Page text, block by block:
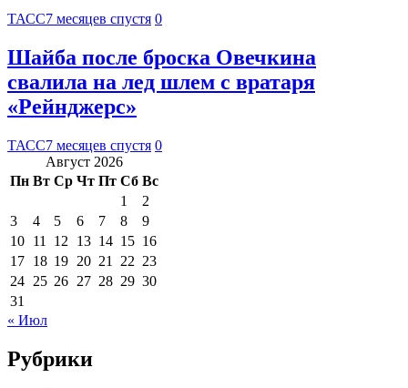
ТАСС7 месяцев спустя 0
Шайба после броска Овечкина
свалила на лед шлем с вратаря
«Рейнджерс»
ТАСС7 месяцев спустя 0
Август 2026
Пн Вт Ср Чт Пт Сб Вс
1
2
3
4 5 6 7 8
9
10 11 12 13 14 15 16
17 18 19 20 21 22 23
24 25 26 27 28 29 30
31
« Июл
Рубрики